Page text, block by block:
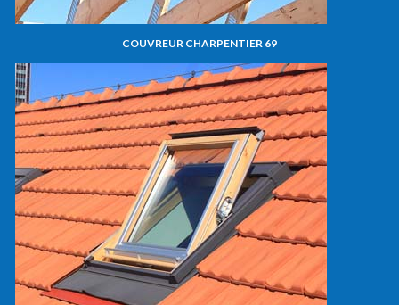
COUVREUR CHARPENTIER 69